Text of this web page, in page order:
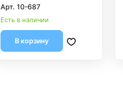
Арт. 10-687
Есть в наличии
В корзину